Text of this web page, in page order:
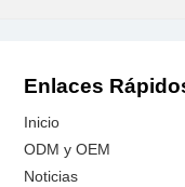
Enlaces
Inicio
ODM y OEM
Noticias